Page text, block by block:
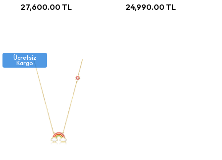
27,600.00 TL 24,990.00 TL
Ücretsiz
Kargo